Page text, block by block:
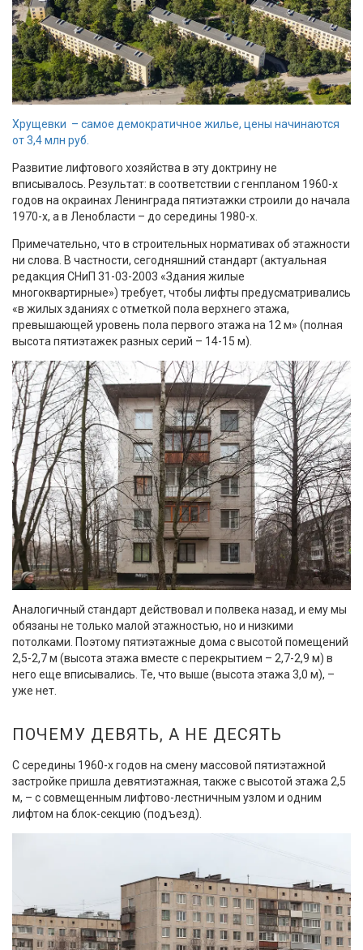
Хрущевки – самое демократичное жилье, цены начинаются
от 3,4 млн руб.
Развитие лифтового хозяйства в эту доктрину не
вписывалось. Результат: в соответствии с генпланом 1960-х
годов на окраинах Ленинграда пятиэтажки строили до начала
1970-х, а в Ленобласти – до середины 1980-х.
Примечательно, что в строительных нормативах об этажности
ни слова. В частности, сегодняшний стандарт (актуальная
редакция СНиП 31-03-2003 «Здания жилые
многоквартирные») требует, чтобы лифты предусматривались
«в жилых зданиях с отметкой пола верхнего этажа,
превышающей уровень пола первого этажа на 12 м» (полная
высота пятиэтажек разных серий – 14-15 м).
Аналогичный стандарт действовал и полвека назад, и ему мы
обязаны не только малой этажностью, но и низкими
потолками. Поэтому пятиэтажные дома с высотой помещений
2,5-2,7 м (высота этажа вместе с перекрытием – 2,7-2,9 м) в
него еще вписывались. Те, что выше (высота этажа 3,0 м), –
уже нет.
ПОЧЕМУ ДЕВЯТЬ, А НЕ ДЕСЯТЬ
С середины 1960-х годов на смену массовой пятиэтажной
застройке пришла девятиэтажная, также с высотой этажа 2,5
м, – с совмещенным лифтово-лестничным узлом и одним
лифтом на блок-секцию (подъезд).